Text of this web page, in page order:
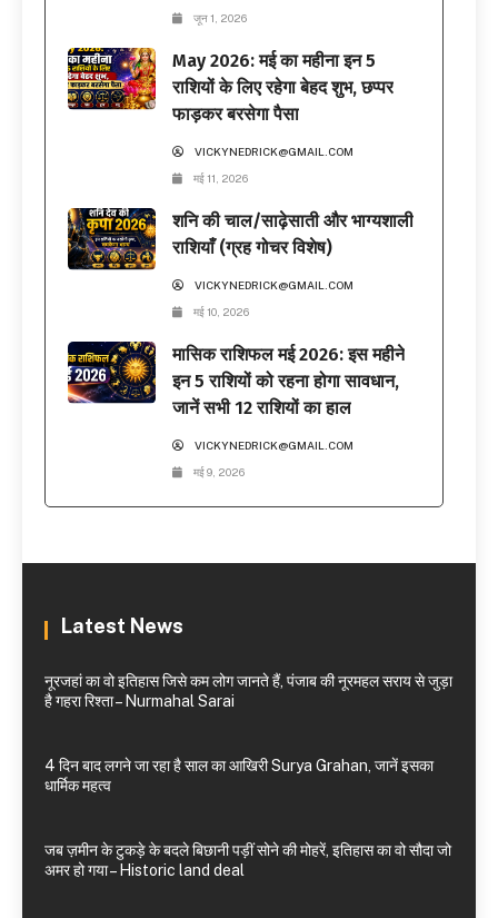
जून 1, 2026
May 2026: मई का महीना इन 5
राशियों के लिए रहेगा बेहद शुभ, छप्पर
फाड़कर बरसेगा पैसा
VICKYNEDRICK@GMAIL.COM
मई 11, 2026
शनि की चाल/साढ़ेसाती और भाग्यशाली
राशियाँ (ग्रह गोचर विशेष)
VICKYNEDRICK@GMAIL.COM
मई 10, 2026
मासिक राशिफल मई 2026: इस महीने
इन 5 राशियों को रहना होगा सावधान,
जानें सभी 12 राशियों का हाल
VICKYNEDRICK@GMAIL.COM
मई 9, 2026
Latest News
नूरजहां का वो इतिहास जिसे कम लोग जानते हैं, पंजाब की नूरमहल सराय से जुड़ा
है गहरा रिश्ता – Nurmahal Sarai
4 दिन बाद लगने जा रहा है साल का आखिरी Surya Grahan, जानें इसका
धार्मिक महत्व
जब ज़मीन के टुकड़े के बदले बिछानी पड़ीं सोने की मोहरें, इतिहास का वो सौदा जो
अमर हो गया – Historic land deal